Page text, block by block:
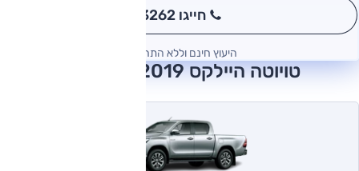
חייגו 3262
היעוץ חינם וללא התחייבות
טויוטה היילקס 2019 חוות דעת